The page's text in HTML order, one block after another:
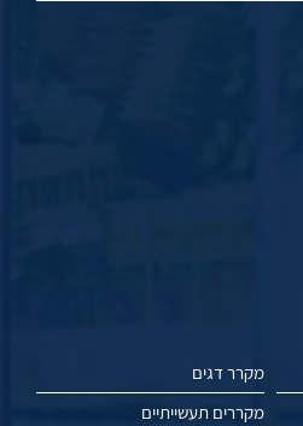
מקרר דגים
מקררים תעשייתיים